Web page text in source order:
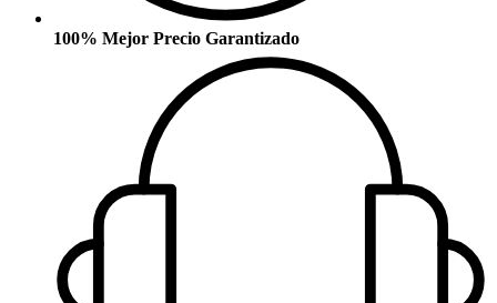
100% Mejor Precio Garantizado